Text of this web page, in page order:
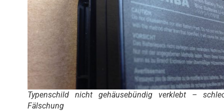
Typenschild nicht gehäusebündig verklebt –
Fälschung